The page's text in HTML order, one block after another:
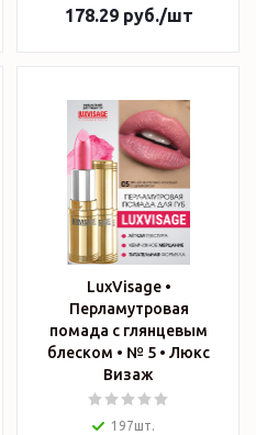
178.29руб./шт
LuxVisage •
Перламутровая
помада с глянцевым
блеском • № 5 • Люкс
Визаж
197шт.